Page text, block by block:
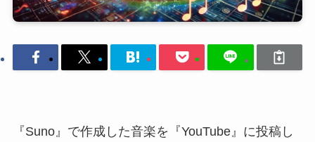
『Suno』で作成した音楽を『YouTube』に投稿し